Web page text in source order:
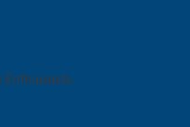
Enthusiasts